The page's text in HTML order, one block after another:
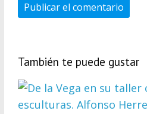
También te puede gustar